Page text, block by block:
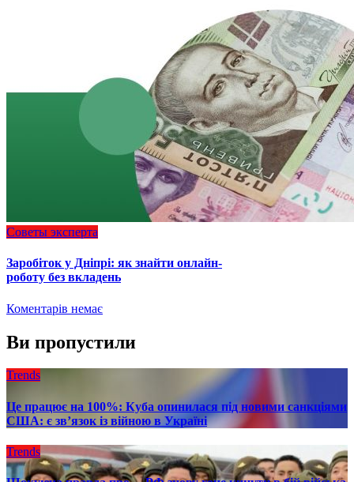
Советы эксперта
Заробіток у Дніпрі: як знайти онлайн-
роботу без вкладень
Коментарів немає
Ви пропустили
Trends
Це працює на 100%: Куба опинилася під новими санкціями
США: є зв’язок із війною в Україні
Trends